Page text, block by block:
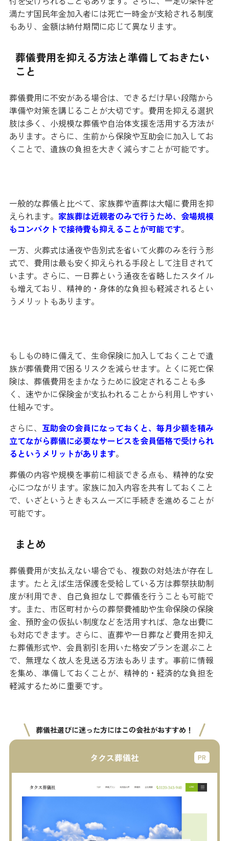
満たす国民年金加入者には死亡一時金が支給される制度
もあり、金額は納付期間に応じて異なります。
葬儀費用を抑える方法と準備しておきたい
こと
葬儀費用に不安がある場合は、できるだけ早い段階から
準備や対策を講じることが大切です。費用を抑える選択
肢は多く、小規模な葬儀や自治体支援を活用する方法が
あります。さらに、生前から保険や互助会に加入してお
くことで、遺族の負担を大きく減らすことが可能です。
一般的な葬儀と比べて、家族葬や直葬は大幅に費用を抑
えられます。 家族葬は近親者のみで行うため、会場規模
もコンパクトで接待費も抑えることが可能です。
一方、火葬式は通夜や告別式を省いて火葬のみを行う形
式で、費用は最も安く抑えられる手段として注目されて
います。さらに、一日葬という通夜を省略したスタイル
も増えており、精神的・身体的な負担も軽減されるとい
うメリットもあります。
もしもの時に備えて、生命保険に加入しておくことで遺
族が葬儀費用で困るリスクを減らせます。とくに死亡保
険は、葬儀費用をまかなうために設定されることも多
く、速やかに保険金が支払われることから利用しやすい
仕組みです。
さらに、 互助会の会員になっておくと、毎月少額を積み
立てながら葬儀に必要なサービスを会員価格で受けられ
るというメリットがあります。
葬儀の内容や規模を事前に相談できる点も、精神的な安
心につながります。家族に加入内容を共有しておくこと
で、いざというときもスムーズに手続きを進めることが
可能です。
まとめ
葬儀費用が支払えない場合でも、複数の対処法が存在し
ます。たとえば生活保護を受給している方は葬祭扶助制
度が利用でき、自己負担なしで葬儀を行うことも可能で
す。また、市区町村からの葬祭費補助や生命保険の保険
金、預貯金の仮払い制度などを活用すれば、急な出費に
も対応できます。さらに、直葬や一日葬など費用を抑え
た葬儀形式や、会員割引を用いた格安プランを選ぶこと
で、無理なく故人を見送る方法もあります。事前に情報
を集め、準備しておくことが、精神的・経済的な負担を
軽減するために重要です。
葬儀社選びに迷った方にはこの会社がおすすめ！
タクス葬儀社